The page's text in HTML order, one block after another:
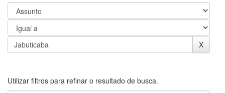
Utilizar filtros para refinar o resultado de busca.